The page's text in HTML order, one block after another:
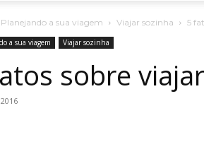
Planejando a sua viagem Viajar sozinha 5
a sua viagem Viajar sozinha
sobre